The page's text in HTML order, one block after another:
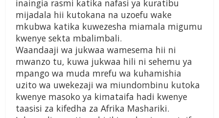
inaingia rasmi katika nafasi ya kuratibu
mijadala hii kutokana na uzoefu wake
mkubwa katika kuwezesha miamala migumu
kwenye sekta mbalimbali.
Waandaaji wa jukwaa wamesema hii ni
mwanzo tu, kuwa jukwaa hili ni sehemu ya
mpango wa muda mrefu wa kuhamishia
uzito wa uwekezaji wa miundombinu kutoka
kwenye masoko ya kimataifa hadi kwenye
taasisi za kifedha za Afrika Mashariki.